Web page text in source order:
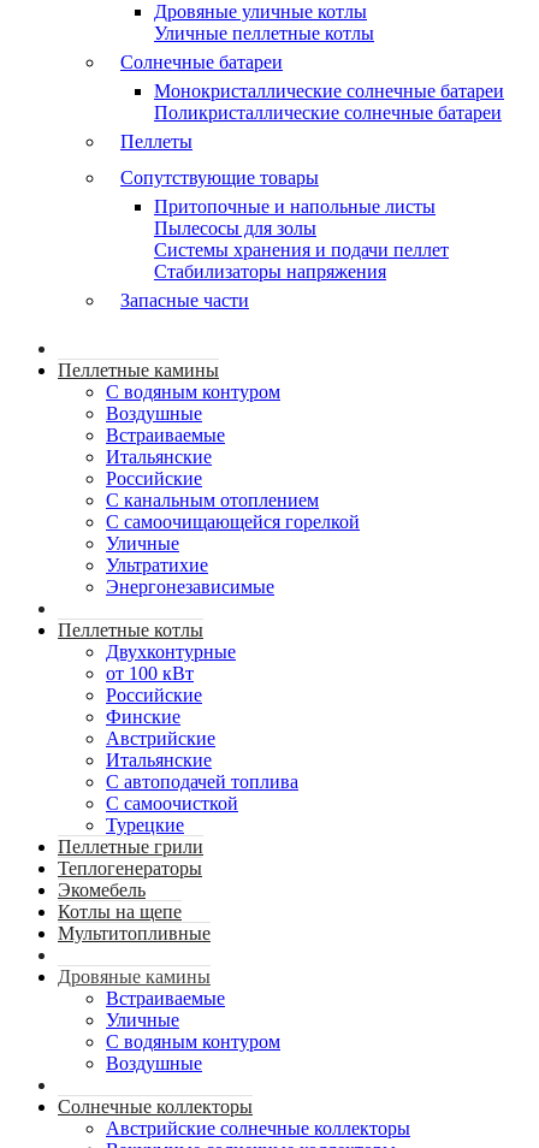
Дровяные уличные котлы
Уличные пеллетные котлы
Солнечные батареи
Монокристаллические солнечные батареи
Поликристаллические солнечные батареи
Пеллеты
Сопутствующие товары
Притопочные и напольные листы
Пылесосы для золы
Системы хранения и подачи пеллет
Стабилизаторы напряжения
Запасные части
Пеллетные камины
C водяным контуром
Воздушные
Встраиваемые
Итальянские
Российские
С канальным отоплением
С самоочищающейся горелкой
Уличные
Ультратихие
Энергонезависимые
Пеллетные котлы
Двухконтурные
от 100 кВт
Российские
Финские
Австрийские
Итальянские
С автоподачей топлива
С самоочисткой
Турецкие
Пеллетные грили
Теплогенераторы
Экомебель
Котлы на щепе
Мультитопливные
Дровяные камины
Встраиваемые
Уличные
С водяным контуром
Воздушные
Солнечные коллекторы
Австрийские солнечные коллекторы